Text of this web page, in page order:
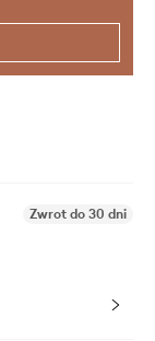
Zwrot do 30 dni